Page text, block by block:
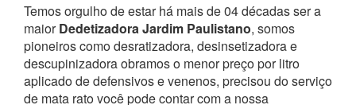
Temos orgulho de estar há mais de 04 décadas ser a
maiorDedetizadora Jardim Paulistano, somos
pioneiros como desratizadora, desinsetizadora e
descupinizadora obramos o menor preço por litro
aplicado de defensivos e venenos, precisou do serviço
de mata rato você pode contar com a nossa